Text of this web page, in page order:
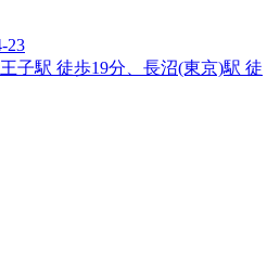
23
子駅 徒歩19分、長沼(東京)駅 徒